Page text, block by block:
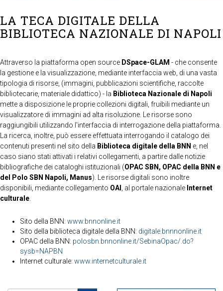
LA TECA DIGITALE DELLA
BIBLIOTECA NAZIONALE DI NAPOLI
Attraverso la piattaforma open source DSpace-GLAM - che consente
la gestione e la visualizzazione, mediante interfaccia web, di una vasta
tipologia di risorse, (immagini, pubblicazioni scientifiche, raccolte
bibliotecarie, materiale didattico) - la Biblioteca Nazionale di Napoli
mette a disposizione le proprie collezioni digitali, fruibili mediante un
visualizzatore di immagini ad alta risoluzione. Le risorse sono
raggiungibili utilizzando l'interfaccia di interrogazione della piattaforma.
La ricerca, inoltre, può essere effettuata interrogando il catalogo dei
contenuti presenti nel sito della Biblioteca digitale della BNN e, nel
caso siano stati attivati i relativi collegamenti, a partire dalle notizie
bibliografiche dei cataloghi istituzionali (OPAC SBN, OPAC della BNN e
del Polo SBN Napoli, Manus). Le risorse digitali sono inoltre
disponibili, mediante collegamento OAI , al portale nazionale Internet
culturale
Sito della BNN: www.bnnonline.it
Sito della biblioteca digitale della BNN: digitale.bnnnonline.it
OPAC della BNN: polosbn.bnnonline.it/SebinaOpac/.do?
sysb=NAPBN
Internet culturale: www.internetculturale.it